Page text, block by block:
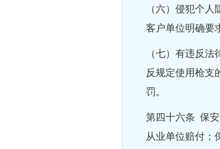
（六）侵犯个
客户单位明确要
（七）有违反
反规定使用枪支
罚。
第四十六条 保
从业单位赔付；